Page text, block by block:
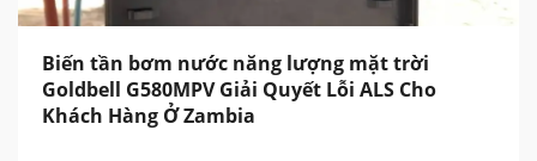
Biến tần bơm nước năng lượng mặt trời
Goldbell G580MPV Giải Quyết Lỗi ALS Cho
Khách Hàng Ở Zambia